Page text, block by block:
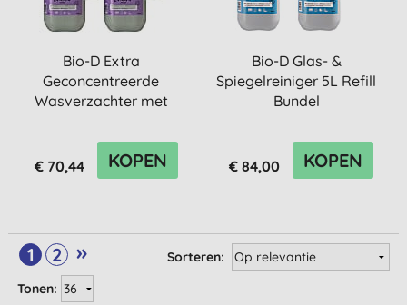
Bio-D Extra
Geconcentreerde
Wasverzachter met
€ 70,44 KOPEN
Bio-D Glas- &
Spiegelreiniger 5L Refill
Bundel
€ 84,00 KOPEN
1 2 »
Sorteren:
Tonen: